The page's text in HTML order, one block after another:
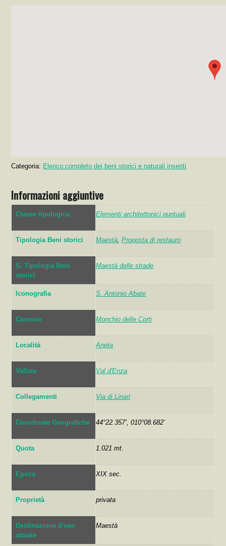
Categoria: Elenco completo dei beni storici e naturali inseriti
Informazioni aggiuntive
Classe tipologica Elementi architettonici puntuali
Tipologia Beni storici Maestà ,Proposta di restauro
S. Tipologia Beni
storici
Maestà delle strade
Iconografia S. Antonio Abate
Comune Monchio delle Corti
Località Aneta
Vallata Val d'Enza
Collegamenti Via di Linari
Coordinate Geografiche 44°22.357’, 010°08.682’
Quota 1.021 mt.
Epoca XIX sec.
Proprietà privata
Destinazione d'uso
attuale
Maestà